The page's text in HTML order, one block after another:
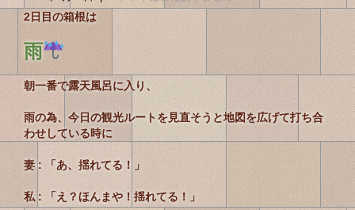
2日目の箱根は
雨
朝一番で露天風呂に入り、
雨の為、今日の観光ルートを見直そうと地図を広げて打ち合
わせしている時に
妻 : 「あ、揺れてる！」
私 : 「え？ほんまや！揺れてる！」